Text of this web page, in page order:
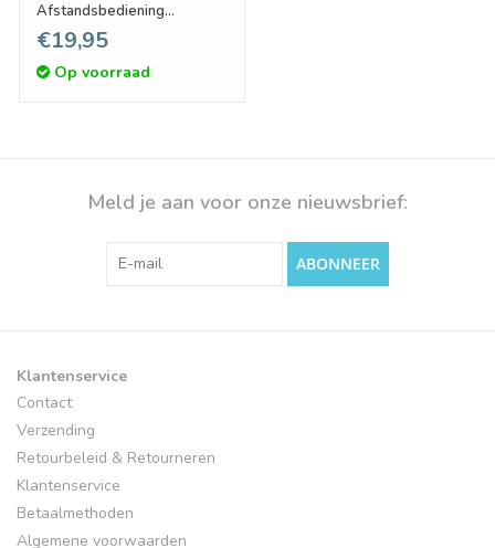
Afstandsbediening
RGB+CCT voor 6 Zones
€19,95
Op voorraad
Meld je aan voor onze nieuwsbrief:
ABONNEER
Klantenservice
Contact
Verzending
Retourbeleid & Retourneren
Klantenservice
Betaalmethoden
Algemene voorwaarden